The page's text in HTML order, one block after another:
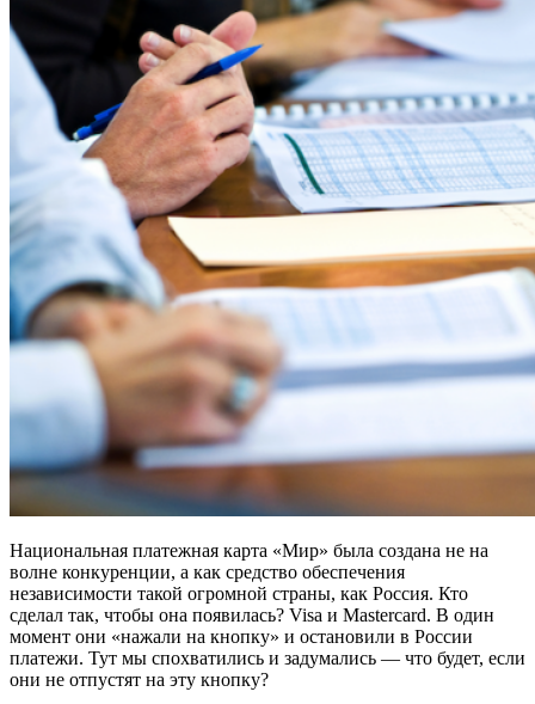
Национальная платежная карта «Мир» была создана не на
волне конкуренции, а как средство обеспечения
независимости такой огромной страны, как Россия. Кто
сделал так, чтобы она появилась? Visa и Мastercard. В один
момент они «нажали на кнопку» и остановили в России
платежи. Тут мы спохватились и задумались — что будет, если
они не отпустят на эту кнопку?